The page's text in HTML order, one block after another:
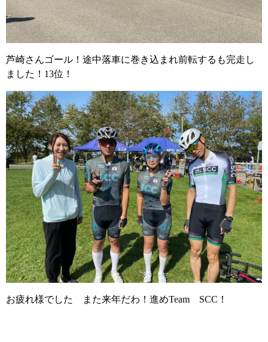
芦崎さんゴール！途中落車に巻き込まれ前転するも完走し
ました！13位！
お疲れ様でした また来年だわ！進めTeam SCC！